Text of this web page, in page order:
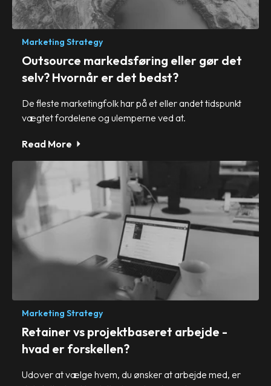
Marketing Strategy
Outsource markedsføring eller gør det
selv? Hvornår er det bedst?
De fleste marketingfolk har på et eller andet tidspunkt
vægtet fordelene og ulemperne ved at.
Read More
Marketing Strategy
Retainer vs projektbaseret arbejde -
hvad er forskellen?
Udover at vælge hvem, du ønsker at arbejde med, er